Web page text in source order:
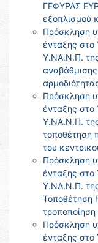
ΓΕΦΥΡΑΣ
εξοπλισμού
Πρόσκληση
ένταξης στο
Υ.ΝΑ.Ν.Π. της
Πρόσκληση
ένταξης στο
Υ.ΝΑ.Ν.Π. της
τοποθέτηση
του
Πρόσκληση
ένταξης στο
Υ.ΝΑ.Ν.Π. της
Τοποθέτηση
Πρόσκληση
ένταξης στο